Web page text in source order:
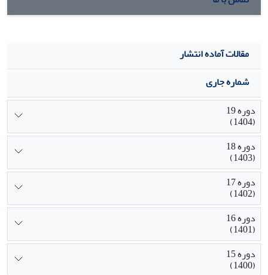
مقالات آماده انتشار
شماره جاری
دوره 19
(1404)
دوره 18
(1403)
دوره 17
(1402)
دوره 16
(1401)
دوره 15
(1400)